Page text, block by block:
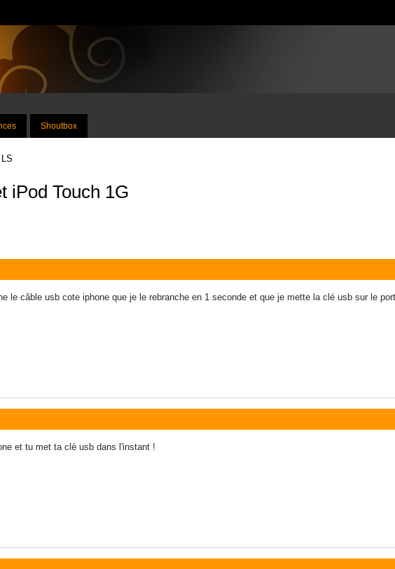
Shoutbox
iPod Touch 1G
le câble usb cote iphone que je le rebranche en 1 seconde et que je mette la clé usb sur le
et tu met ta clé usb dans l'instant !